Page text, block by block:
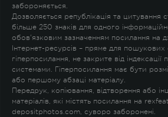
забороняється.
Дозволяється републікація та цитування
більше 250 знаків для одного
обов'язковим зазначенням посилання на
Інтернет-ресурсів – пряме для пошукових
гіперпосилання, не закрите від
системами. Гіперпосилання має бути
або першому абзаці матеріалу.
Передрук, копіювання, відтворення або
матеріалів, які містять посилання на
depositphotos.com, суворо заборонені.